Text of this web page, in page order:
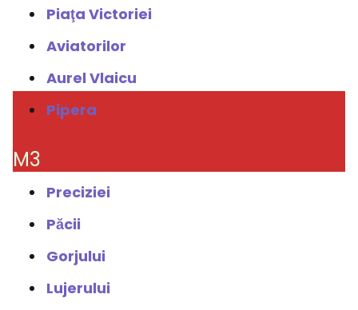
Piaţa Victoriei
Aviatorilor
Aurel Vlaicu
Pipera
M3
Preciziei
Păcii
Gorjului
Lujerului